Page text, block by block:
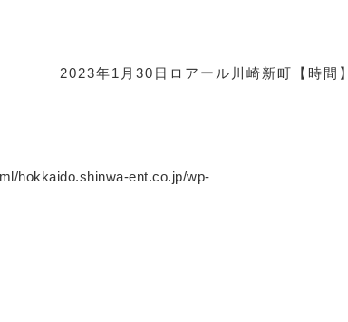
2023年1月30日 ロアール川崎新町 【時間】
hokkaido.shinwa-ent.co.jp/wp-